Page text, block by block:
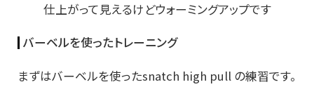
仕上がって見えるけどウォーミングアップです
バーベルを使ったトレーニング
まずはバーベルを使ったsnatch high pull の練習です。